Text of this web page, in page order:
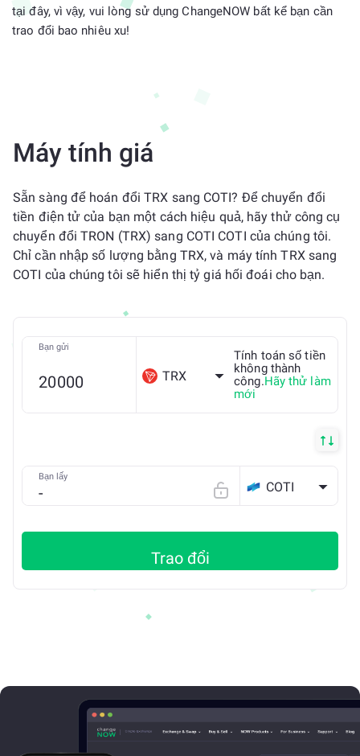
tại đây, vì vậy, vui lòng sử dụng ChangeNOW bất kể bạn cần
trao đổi bao nhiêu xu!
Máy tính giá
Sẵn sàng để hoán đổi TRX sang COTI? Để chuyển đổi
tiền điện tử của bạn một cách hiệu quả, hãy thử công cụ
chuyển đổi TRON (TRX) sang COTI COTI của chúng tôi.
Chỉ cần nhập số lượng bằng TRX, và máy tính TRX sang
COTI của chúng tôi sẽ hiển thị tỷ giá hối đoái cho bạn.
Bạn gửi
TRX
Tính toán số tiền
không thành
công.Hãy thử làm
mới
Bạn lấy
COTI
Trao đổi